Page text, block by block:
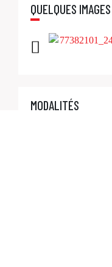
QUELQUES IMAGES
MODALITÉS